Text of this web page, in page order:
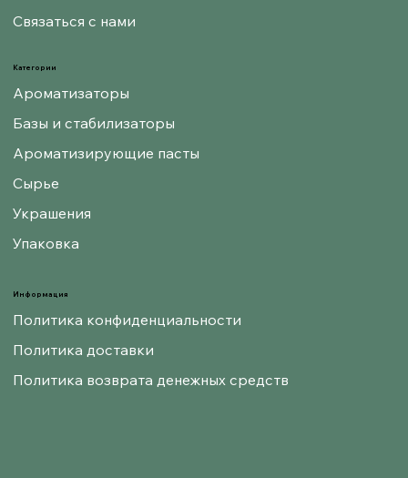
Информация
Политика конфиденциальности
Политика доставки
Политика возврата денежных средств
Категории
Ароматизаторы
Базы и стабилизаторы
Ароматизирующие пасты
Сырье
Украшения
Упаковка
Связаться с нами